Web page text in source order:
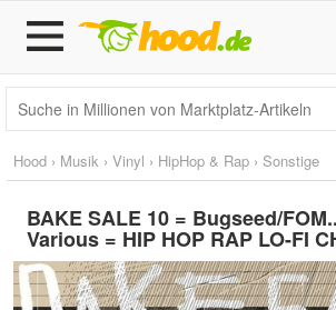
Hood › Musik › Vinyl › HipHop & Rap › Sonstige
BAKE SALE 10 = Bugseed/
Various = HIP HOP RAP LO-FI